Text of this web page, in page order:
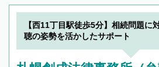
【西11丁目駅徒歩5分】相続問題に
聴の姿勢を活かしたサポート